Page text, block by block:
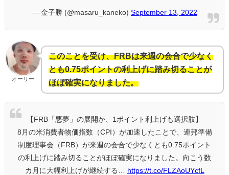
— 金子勝 (@masaru_kaneko) September 13, 2022
オーリー
このことを受け、FRBは来週の会合で少なく
とも0.75ポイントの利上げに踏み切ることが
ほぼ確実になりました。
【FRB「悪夢」の展開か、1ポイント利上げも選択肢】
8月の米消費者物価指数（CPI）が加速したことで、連邦準備
制度理事会（FRB）が来週の会合で少なくとも0.75ポイント
の利上げに踏み切ることがほぼ確実になりました。向こう数
カ月に大幅利上げが継続する…
https://t.co/FLZAoUYcfL